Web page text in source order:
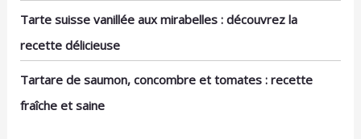
vous répondrons dans
Tarte suisse vanillée aux mirabelles : découvrez la
recette délicieuse
Tartare de saumon, concombre et tomates : recette
fraîche et saine